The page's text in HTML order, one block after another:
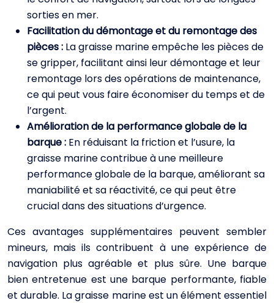
sorties en mer.
Facilitation du démontage et du remontage des
pièces : La graisse marine empêche les pièces de
se gripper, facilitant ainsi leur démontage et leur
remontage lors des opérations de maintenance,
ce qui peut vous faire économiser du temps et de
l’argent.
Amélioration de la performance globale de la
barque : En réduisant la friction et l’usure, la
graisse marine contribue à une meilleure
performance globale de la barque, améliorant sa
maniabilité et sa réactivité, ce qui peut être
crucial dans des situations d’urgence.
Ces avantages supplémentaires peuvent sembler
mineurs, mais ils contribuent à une expérience de
navigation plus agréable et plus sûre. Une barque
bien entretenue est une barque performante, fiable
et durable. La graisse marine est un élément essentiel